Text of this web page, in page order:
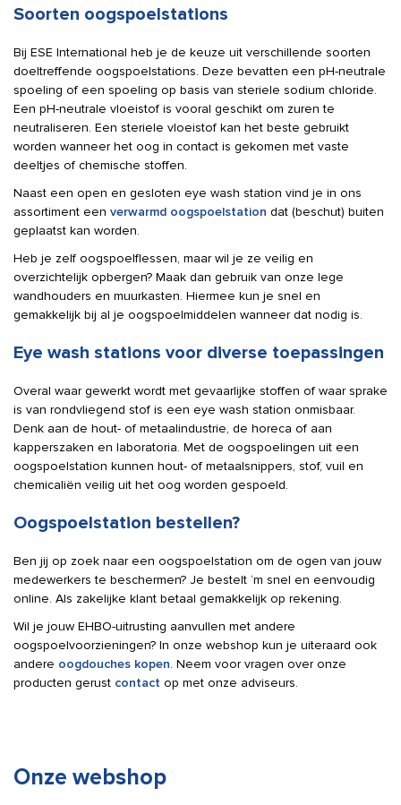
Soorten oogspoelstations
Bij ESE International heb je de keuze uit verschillende soorten
doeltreffende oogspoelstations. Deze bevatten een pH-neutrale
spoeling of een spoeling op basis van steriele sodium chloride.
Een pH-neutrale vloeistof is vooral geschikt om zuren te
neutraliseren. Een steriele vloeistof kan het beste gebruikt
worden wanneer het oog in contact is gekomen met vaste
deeltjes of chemische stoffen.
Naast een open en gesloten eye wash station vind je in ons
assortiment een verwarmd oogspoelstation dat (beschut) buiten
geplaatst kan worden.
Heb je zelf oogspoelflessen, maar wil je ze veilig en
overzichtelijk opbergen? Maak dan gebruik van onze lege
wandhouders en muurkasten. Hiermee kun je snel en
gemakkelijk bij al je oogspoelmiddelen wanneer dat nodig is.
Eye wash stations voor diverse toepassingen
Overal waar gewerkt wordt met gevaarlijke stoffen of waar sprake
is van rondvliegend stof is een eye wash station onmisbaar.
Denk aan de hout- of metaalindustrie, de horeca of aan
kapperszaken en laboratoria. Met de oogspoelingen uit een
oogspoelstation kunnen hout- of metaalsnippers, stof, vuil en
chemicaliën veilig uit het oog worden gespoeld.
Oogspoelstation bestellen?
Ben jij op zoek naar een oogspoelstation om de ogen van jouw
medewerkers te beschermen? Je bestelt ‘m snel en eenvoudig
online. Als zakelijke klant betaal gemakkelijk op rekening.
Wil je jouw EHBO-uitrusting aanvullen met andere
oogspoelvoorzieningen? In onze webshop kun je uiteraard ook
andere oogdouches kopen. Neem voor vragen over onze
producten gerust contact op met onze adviseurs.
Onze webshop